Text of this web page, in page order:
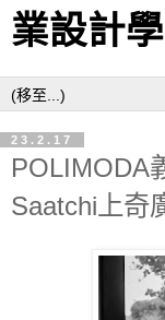
業設計
23.2.17
POLIMODA
Saatchi上奇